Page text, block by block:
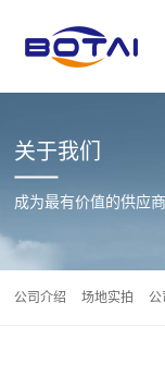
关于我们
成为最有价值的供应
公司介绍 场地实拍 公